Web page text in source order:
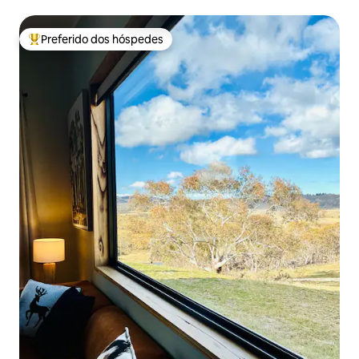
Entre os melhores preferidos dos hóspedes
Preferido dos hóspedes